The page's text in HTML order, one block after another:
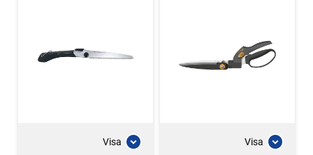
Visa Visa